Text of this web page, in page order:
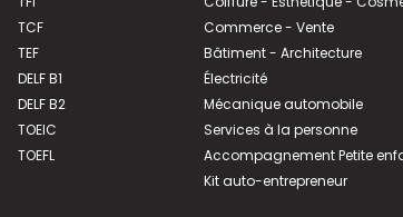
TCF
TEF
DELF B1
DELF B2
TOEIC
TOEFL
Commerce - Vente
Bâtiment - Architecture
Électricité
Mécanique automobile
Services à la personne
Accompagnement Petite
Kit auto-entrepreneur